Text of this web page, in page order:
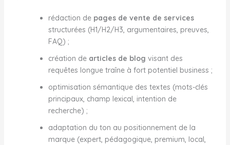
rédaction de pages de vente de services
structurées (H1/H2/H3, argumentaires, preuves,
FAQ) ;
création de articles de blog visant des
requêtes longue traîne à fort potentiel business ;
optimisation sémantique des textes (mots-clés
principaux, champ lexical, intention de
recherche) ;
adaptation du ton au positionnement de la
marque (expert, pédagogique, premium, local,